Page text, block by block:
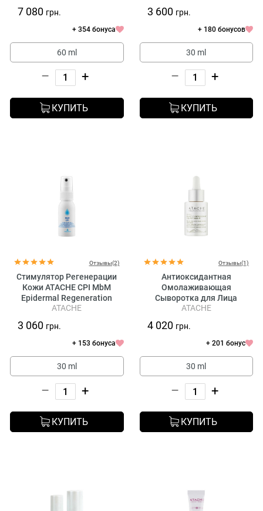
7 080 грн.
+ 354 бонуса
60 ml
– +
КУПИТЬ
3 600 грн.
+ 180 бонусов
30 ml
– +
КУПИТЬ
Отзывы(2)
Стимулятор Регенерации
Кожи ATACHE CPI MbM
Epidermal Regeneration
Stimulator
ATACHE
3 060 грн.
+ 153 бонуса
30 ml
– +
КУПИТЬ
Отзывы(1)
Антиоксидантная
Омолаживающая
Сыворотка для Лица
ATACHE C Vital Blast C
ATACHE
4 020 грн.
+ 201 бонус
30 ml
– +
КУПИТЬ